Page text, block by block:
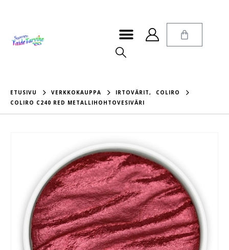
ETUSIVU VERKKOKAUPPA IRTOVÄRIT,
COLIRO
COLIRO C240 RED METALLIHOHTOVESIVÄRI